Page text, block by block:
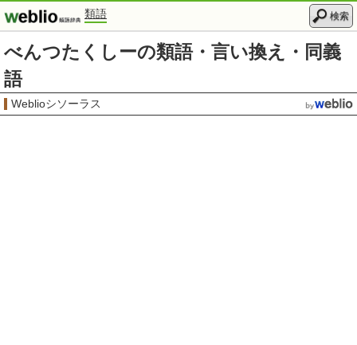
類語 検索
べんつたくしーの類語・言い換え・同義
語
Weblioシソーラス